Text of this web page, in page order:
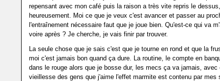
repensant avec mon café puis la raison a très vite repris le
heureusement. Moi ce que je veux c'est avancer et passer au
l'entraînement nécessaire faut que je joue bien. Qu'est-ce qui va
voire après ? Je cherche, je vais finir par trouver.
La seule chose que je sais c'est que je tourne en rond et que la
moi c'est jamais bon quand ça dure. La routine, le compte en
dans le rouge alors que je bosse dur, les mecs ça va jamais, avec
vieillesse des gens que j'aime l'effet marmite est contenu par mes